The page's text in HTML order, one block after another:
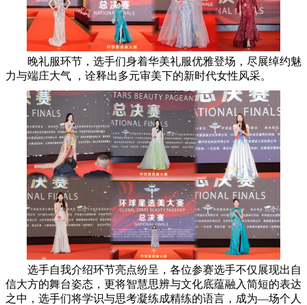
晚礼服环节，选手们身着华美礼服优雅登场，尽展绰约魅
力与端庄大气 ，诠释出多元审美下的新时代女性风采。
选手自我介绍环节亮点纷呈，各位参赛选手不仅展现出自
信大方的舞台姿态，更将智慧思辨与文化底蕴融入简短的表达
之中，选手们将学识与思考凝练成精练的语言，成为—场个人